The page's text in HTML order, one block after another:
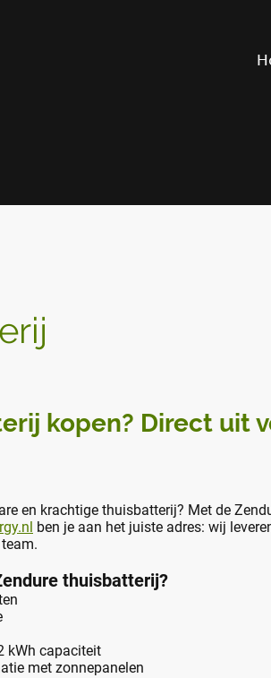
kopen? Direct uit
en krachtige thuisbatterij? Met de
ben je aan het juiste adres: wij
thuisbatterij?
kWh capaciteit
met zonnepanelen